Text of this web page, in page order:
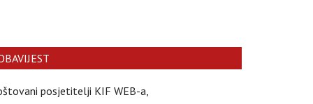
posjetitelji KIF WEB-a,